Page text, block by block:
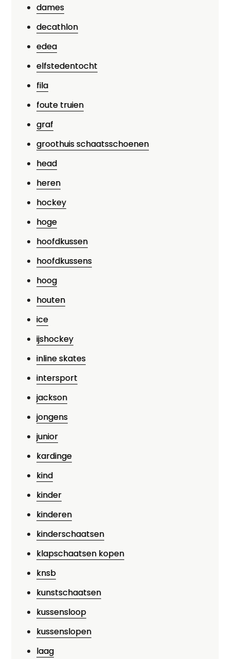
dames
decathlon
edea
elfstedentocht
fila
foute truien
graf
groothuis schaatsschoenen
head
heren
hockey
hoge
hoofdkussen
hoofdkussens
hoog
houten
ice
ijshockey
inline skates
intersport
jackson
jongens
junior
kardinge
kind
kinder
kinderen
kinderschaatsen
klapschaatsen kopen
knsb
kunstschaatsen
kussensloop
kussenslopen
laag